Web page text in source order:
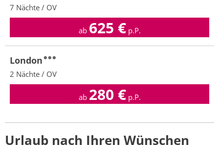
7 Nächte / OV
ab 625 € p.P.
London
2 Nächte / OV
ab 280 € p.P.
Urlaub nach Ihren Wünschen